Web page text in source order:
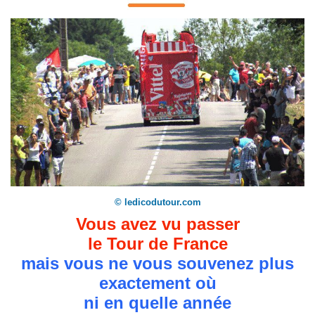
© ledicodutour.com
Vous avez vu passer
le Tour de France
mais vous ne vous souvenez plus
exactement où
ni en quelle année